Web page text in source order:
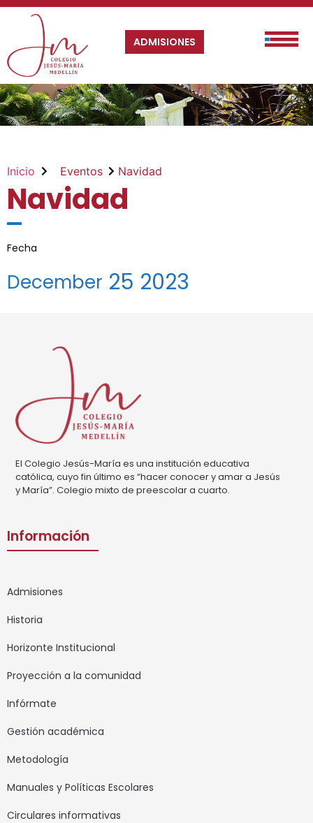
ADMISIONES
Inicio Eventos Navidad
Navidad
Fecha
December 25 2023
El Colegio Jesús-María es una institución educativa
católica, cuyo fin último es “hacer conocer y amar a Jesús
y María”. Colegio mixto de preescolar a cuarto.
Información
Admisiones
Historia
Horizonte Institucional
Proyección a la comunidad
Infórmate
Gestión académica
Metodología
Manuales y Políticas Escolares
Circulares informativas